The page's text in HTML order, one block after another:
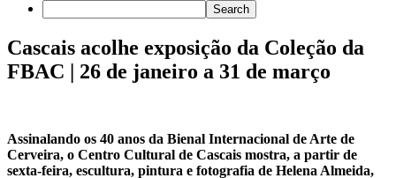
Cascais acolhe exposição da Coleção da
FBAC | 26 de janeiro a 31 de março
Assinalando os 40 anos da Bienal Internacional de Arte de
Cerveira, o Centro Cultural de Cascais mostra, a partir de
sexta-feira, escultura, pintura e fotografia de Helena Almeida,